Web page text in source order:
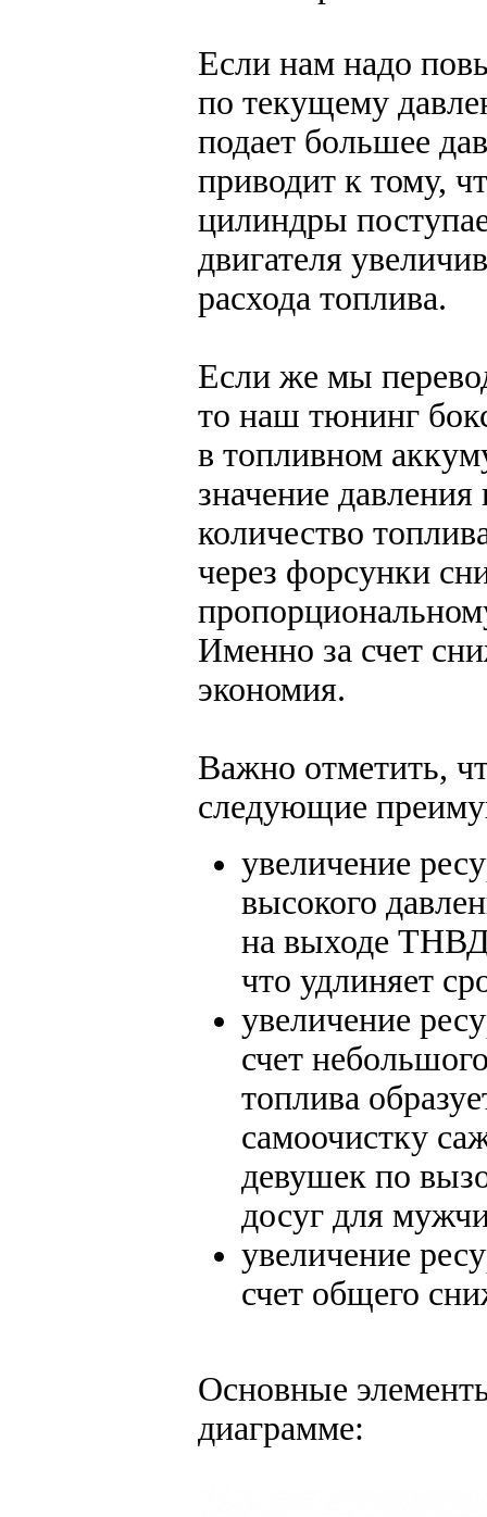
Если нам надо
по текущему
подает большее
приводит к тому,
цилиндры
двигателя
расхода топлива.
Если же мы
то наш тюнинг
в топливном
значение
количество
через форсунки
Именно за счет
экономия.
Важно отметить,
следующие
увеличение
высокого
на выходе
что удлиняет
увеличение
счет
топлива
самоочистку
девушек по
досуг для
увеличение
счет общего
Основные
диаграмме: